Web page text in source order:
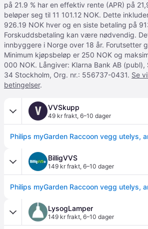
på 21.9 % har en effektiv rente (APR) på
beløper seg til 11 101.12 NOK. Dette
926.19 NOK hver og en siste betaling på
Forskuddsbetaling kan være nødvendig.
innbyggere i Norge over 18 år. Forutsetter
Minimum kjøpsbeløp er 250 NOK og
000 NOK. Långiver: Klarna Bank AB (publ),
34 Stockholm, Org. nr.: 556737-0431. Se
betingelser.
V VVSkupp
49 kr frakt, 6–10 dager
Philips myGarden Raccoon vegg utelys,
BilligVVS
149 kr frakt, 6–10 dager
Philips myGarden Raccoon vegg utelys,
LysogLamper
149 kr frakt, 6–10 dager